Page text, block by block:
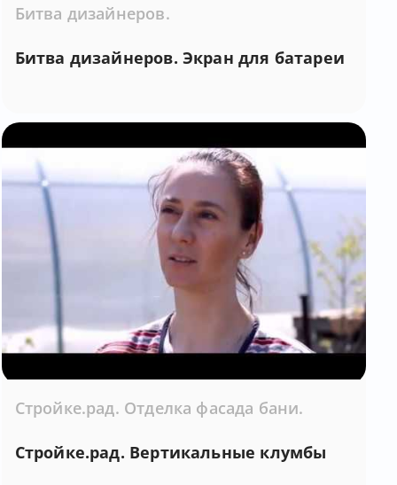
Битва дизайнеров.
Битва дизайнеров. Экран для батареи
Стройке.рад. Отделка фасада бани.
Стройке.рад. Вертикальные клумбы